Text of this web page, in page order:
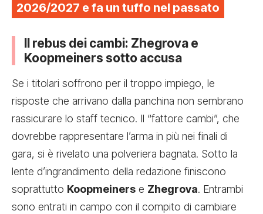
2026/2027 e fa un tuffo nel passato
Il rebus dei cambi: Zhegrova e
Koopmeiners sotto accusa
Se i titolari soffrono per il troppo impiego, le
risposte che arrivano dalla panchina non sembrano
rassicurare lo staff tecnico. Il “fattore cambi”, che
dovrebbe rappresentare l’arma in più nei finali di
gara, si è rivelato una polveriera bagnata. Sotto la
lente d’ingrandimento della redazione finiscono
soprattutto Koopmeiners e Zhegrova. Entrambi
sono entrati in campo con il compito di cambiare